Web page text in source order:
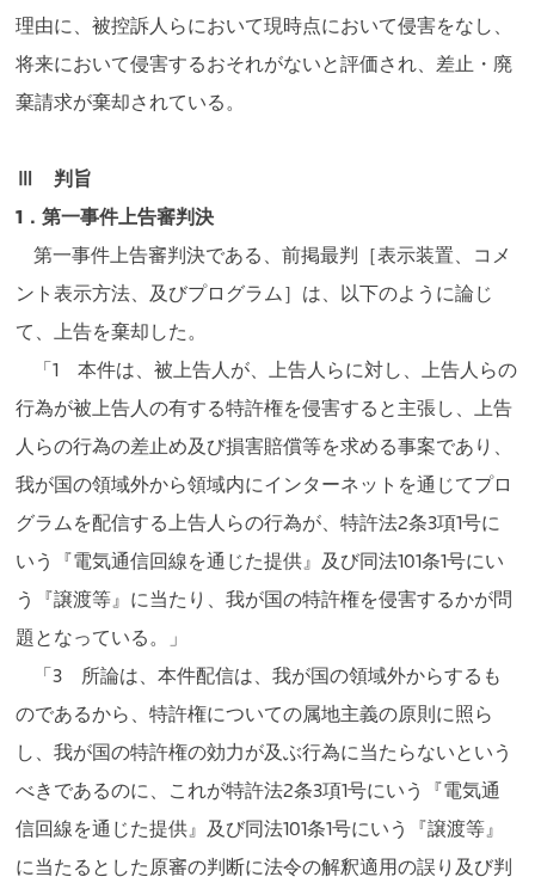
理由に、被控訴人らにおいて現時点において侵害をなし、
将来において侵害するおそれがないと評価され、差止・廃
棄請求が棄却されている。
Ⅲ 判旨
1．第一事件上告審判決
第一事件上告審判決である、前掲最判［表示装置、コメ
ント表示方法、及びプログラム］は、以下のように論じ
て、上告を棄却した。
「1 本件は、被上告人が、上告人らに対し、上告人らの
行為が被上告人の有する特許権を侵害すると主張し、上告
人らの行為の差止め及び損害賠償等を求める事案であり、
我が国の領域外から領域内にインターネットを通じてプロ
グラムを配信する上告人らの行為が、特許法2条3項1号に
いう『電気通信回線を通じた提供』及び同法101条1号にい
う『譲渡等』に当たり、我が国の特許権を侵害するかが問
題となっている。」
「3 所論は、本件配信は、我が国の領域外からするも
のであるから、特許権についての属地主義の原則に照ら
し、我が国の特許権の効力が及ぶ行為に当たらないという
べきであるのに、これが特許法2条3項1号にいう『電気通
信回線を通じた提供』及び同法101条1号にいう『譲渡等』
に当たるとした原審の判断に法令の解釈適用の誤り及び判